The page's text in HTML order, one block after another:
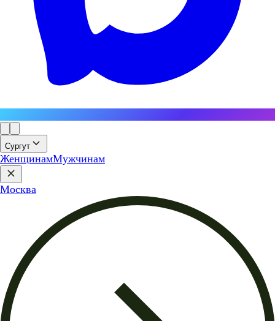
Сургут
ЖенщинамМужчинам
Москва